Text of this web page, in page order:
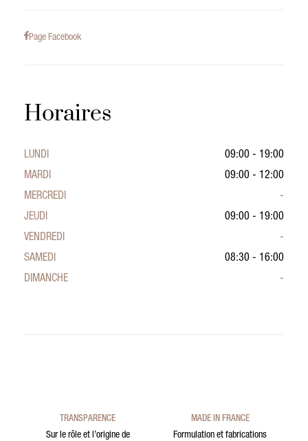
Page Facebook
Horaires
LUNDI
09:00 - 19:00
MARDI
09:00 - 12:00
MERCREDI
-
JEUDI
09:00 - 19:00
VENDREDI
-
SAMEDI
08:30 - 16:00
DIMANCHE
-
TRANSPARENCE
Sur le rôle et l’origine de
MADE IN FRANCE
Formulation et fabrications